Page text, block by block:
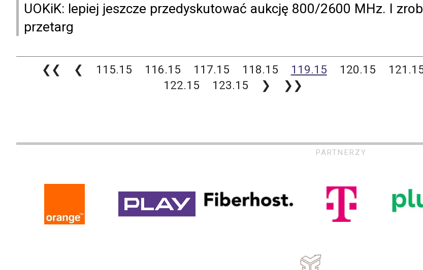
UOKiK: lepiej jeszcze przedyskutować aukcję 800/2600 MHz. I
przetarg
❮❮ ❮ 115.15 116.15 117.15 118.15 119.15 120.15
122.15
123.15 ❯ ❯❯
PARTNERZY